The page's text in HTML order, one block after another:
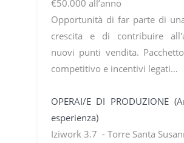
€50.000 all’anno
Opportunità di far parte di
crescita e di contribuire
nuovi punti vendita.
competitivo e incentivi legati…
OPERAI/E DI PRODUZIONE
esperienza)
Iziwork 3.7 - Torre Santa